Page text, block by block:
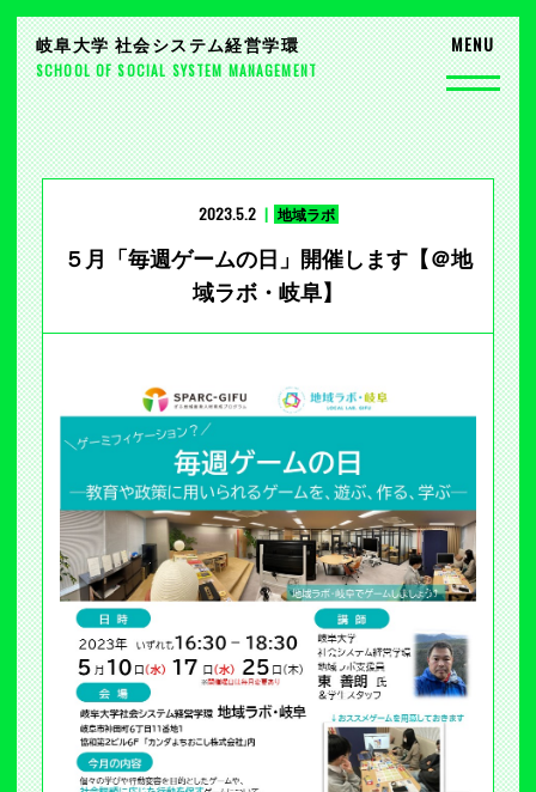
岐阜大学 社会システム経営学環
SCHOOL OF SOCIAL SYSTEM MANAGEMENT
2023.5.2 地域ラボ
５月「毎週ゲームの日」開催します【＠地
域ラボ・岐阜】